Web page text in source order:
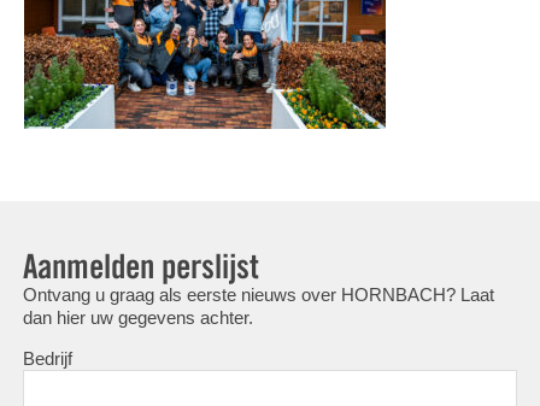
Aanmelden perslijst
Ontvang u graag als eerste nieuws over HORNBACH? Laat
dan hier uw gegevens achter.
Bedrijf